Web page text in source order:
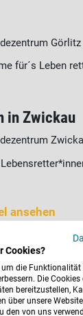
Görlitz
für´s Leben
in Zwickau
ansehen
Baden-
Cookies?
die Funktionalität
Die
bereitzustellen,
über unsere
den von uns